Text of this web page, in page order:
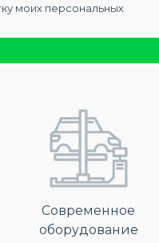
моих персональных
Современное
оборудование